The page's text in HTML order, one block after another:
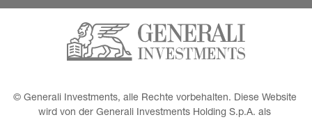
© Generali Investments, alle Rechte vorbehalten. Diese Website
wird von der Generali Investments Holding S.p.A. als